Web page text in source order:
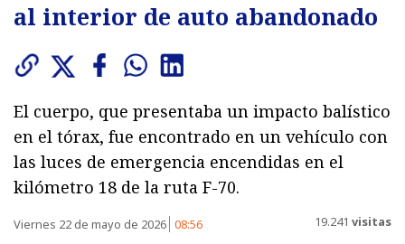
al interior de auto abandonado
El cuerpo, que presentaba un impacto balístico
en el tórax, fue encontrado en un vehículo con
las luces de emergencia encendidas en el
kilómetro 18 de la ruta F-70.
Viernes 22 de mayo de 2026 08:56 19.241 visitas